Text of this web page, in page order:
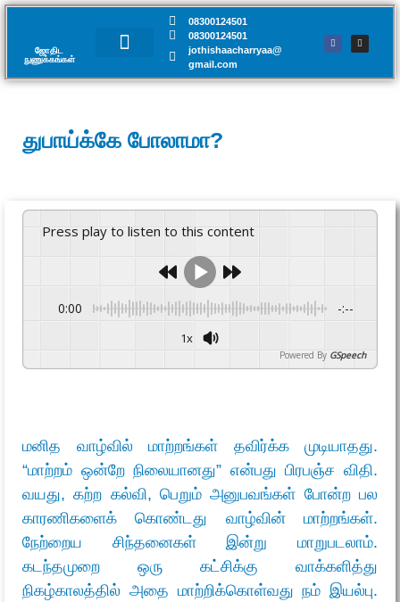
ஜோதிட
நுணுக்கங்கள்​
08300124501
08300124501
jothishaacharryaa@
gmail.com
துபாய்க்கே போலாமா?
Press play to listen to this content
0:00 -:--
1x
Powered By GSpeech
மனித வாழ்வில் மாற்றங்கள் தவிர்க்க முடியாதது.
“மாற்றம் ஒன்றே நிலையானது” என்பது பிரபஞ்ச விதி.
வயது, கற்ற கல்வி, பெறும் அனுபவங்கள் போன்ற பல
காரணிகளைக் கொண்டது வாழ்வின் மாற்றங்கள்.
நேற்றைய சிந்தனைகள் இன்று மாறுபடலாம்.
கடந்தமுறை ஒரு கட்சிக்கு வாக்களித்து
நிகழ்காலத்தில் அதை மாற்றிக்கொள்வது நம் இயல்பு.